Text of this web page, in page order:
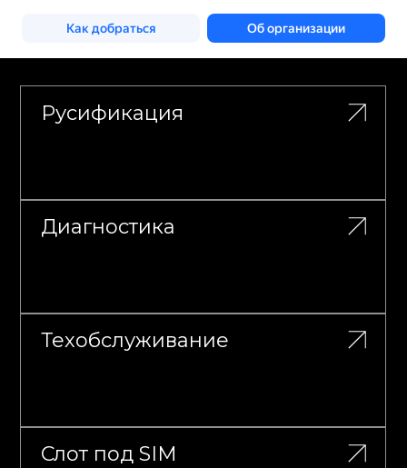
Русификация
Диагностика
Техобслуживание
Слот под SIM